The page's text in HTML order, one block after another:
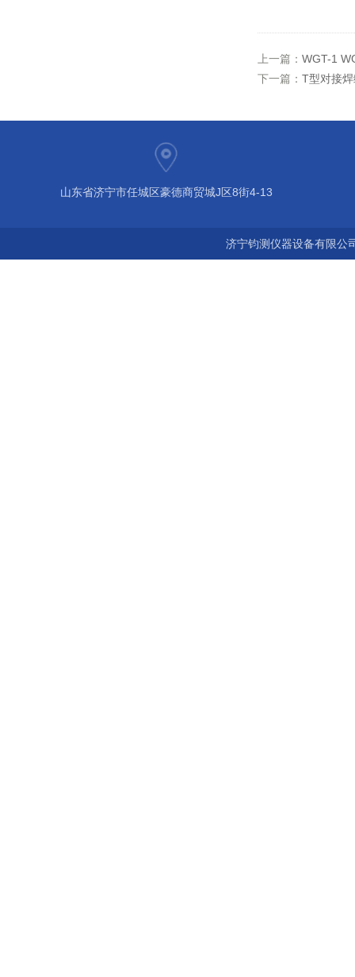
上一篇： WGT-1
下一篇： T型对接
山东省济宁市任城区豪德商贸城J区8街4-13
济宁钧测仪器设备有限